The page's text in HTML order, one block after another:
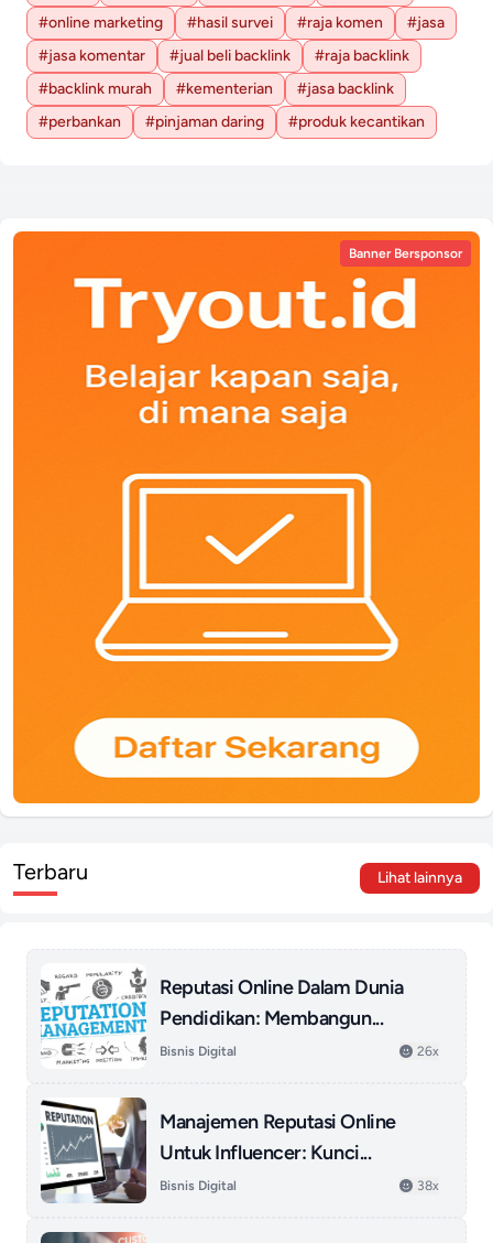
#online marketing #hasil survei #raja komen
#jasa
#jasa komentar
#jual beli backlink
#raja backlink
#backlink murah
#kementerian
#jasa backlink
#perbankan
#pinjaman daring #produk kecantikan
Banner Bersponsor
Terbaru Lihat lainnya
Reputasi Online Dalam Dunia
Pendidikan: Membangun...
Bisnis Digital 26x
Manajemen Reputasi Online
Untuk Influencer: Kunci...
Bisnis Digital 38x